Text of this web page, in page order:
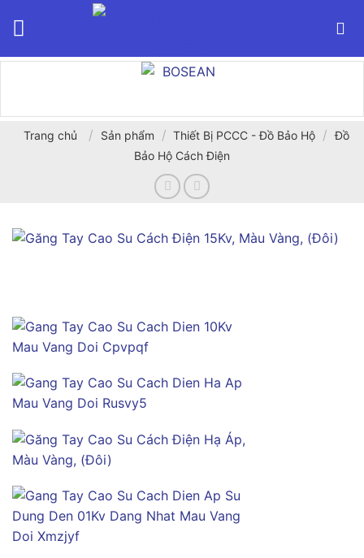
Trang chủ / Sản phẩm / Thiết Bị PCCC - Đồ Bảo Hộ / Đồ
Bảo Hộ Cách Điện